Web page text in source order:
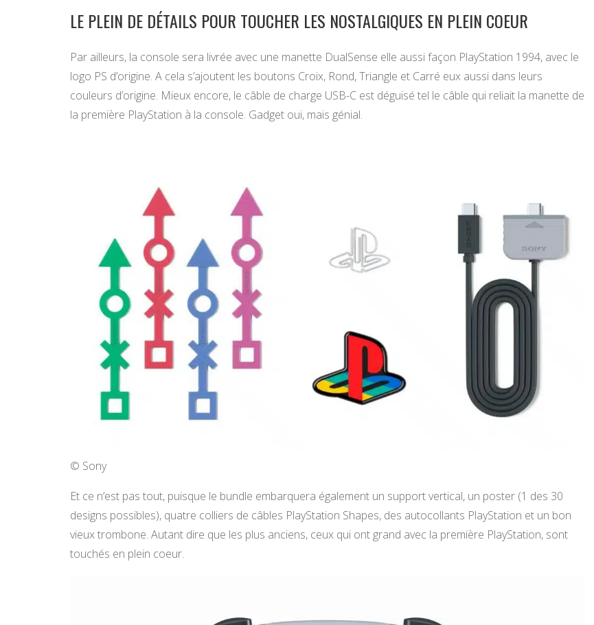
LE PLEIN DE DÉTAILS POUR TOUCHER LES NOSTALGIQUES EN PLEIN COEUR
Par ailleurs, la console sera livrée avec une manette DualSense elle aussi façon PlayStation 1994, avec le
logo PS d’origine. A cela s’ajoutent les boutons Croix, Rond, Triangle et Carré eux aussi dans leurs
couleurs d’origine. Mieux encore, le câble de charge USB-C est déguisé tel le câble qui reliait la manette de
la première PlayStation à la console. Gadget oui, mais génial.
© Sony
Et ce n’est pas tout, puisque le bundle embarquera également un support vertical, un poster (1 des 30
designs possibles), quatre colliers de câbles PlayStation Shapes, des autocollants PlayStation et un bon
vieux trombone. Autant dire que les plus anciens, ceux qui ont grand avec la première PlayStation, sont
touchés en plein coeur.